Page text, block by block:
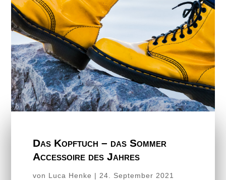
Das Kopftuch – das Sommer
Accessoire des Jahres
von Luca Henke | 24. September 2021